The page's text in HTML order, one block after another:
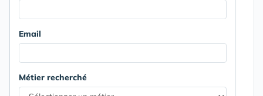
Email
Métier recherché